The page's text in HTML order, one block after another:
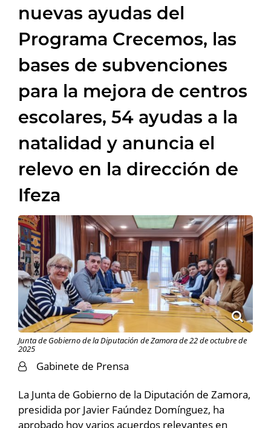
nuevas ayudas del
Programa Crecemos, las
bases de subvenciones
para la mejora de centros
escolares, 54 ayudas a la
natalidad y anuncia el
relevo en la dirección de
Ifeza
Junta de Gobierno de la Diputación de Zamora de 22 de octubre de
2025
Gabinete de Prensa
La Junta de Gobierno de la Diputación de Zamora,
presidida por Javier Faúndez Domínguez, ha
aprobado hoy varios acuerdos relevantes en